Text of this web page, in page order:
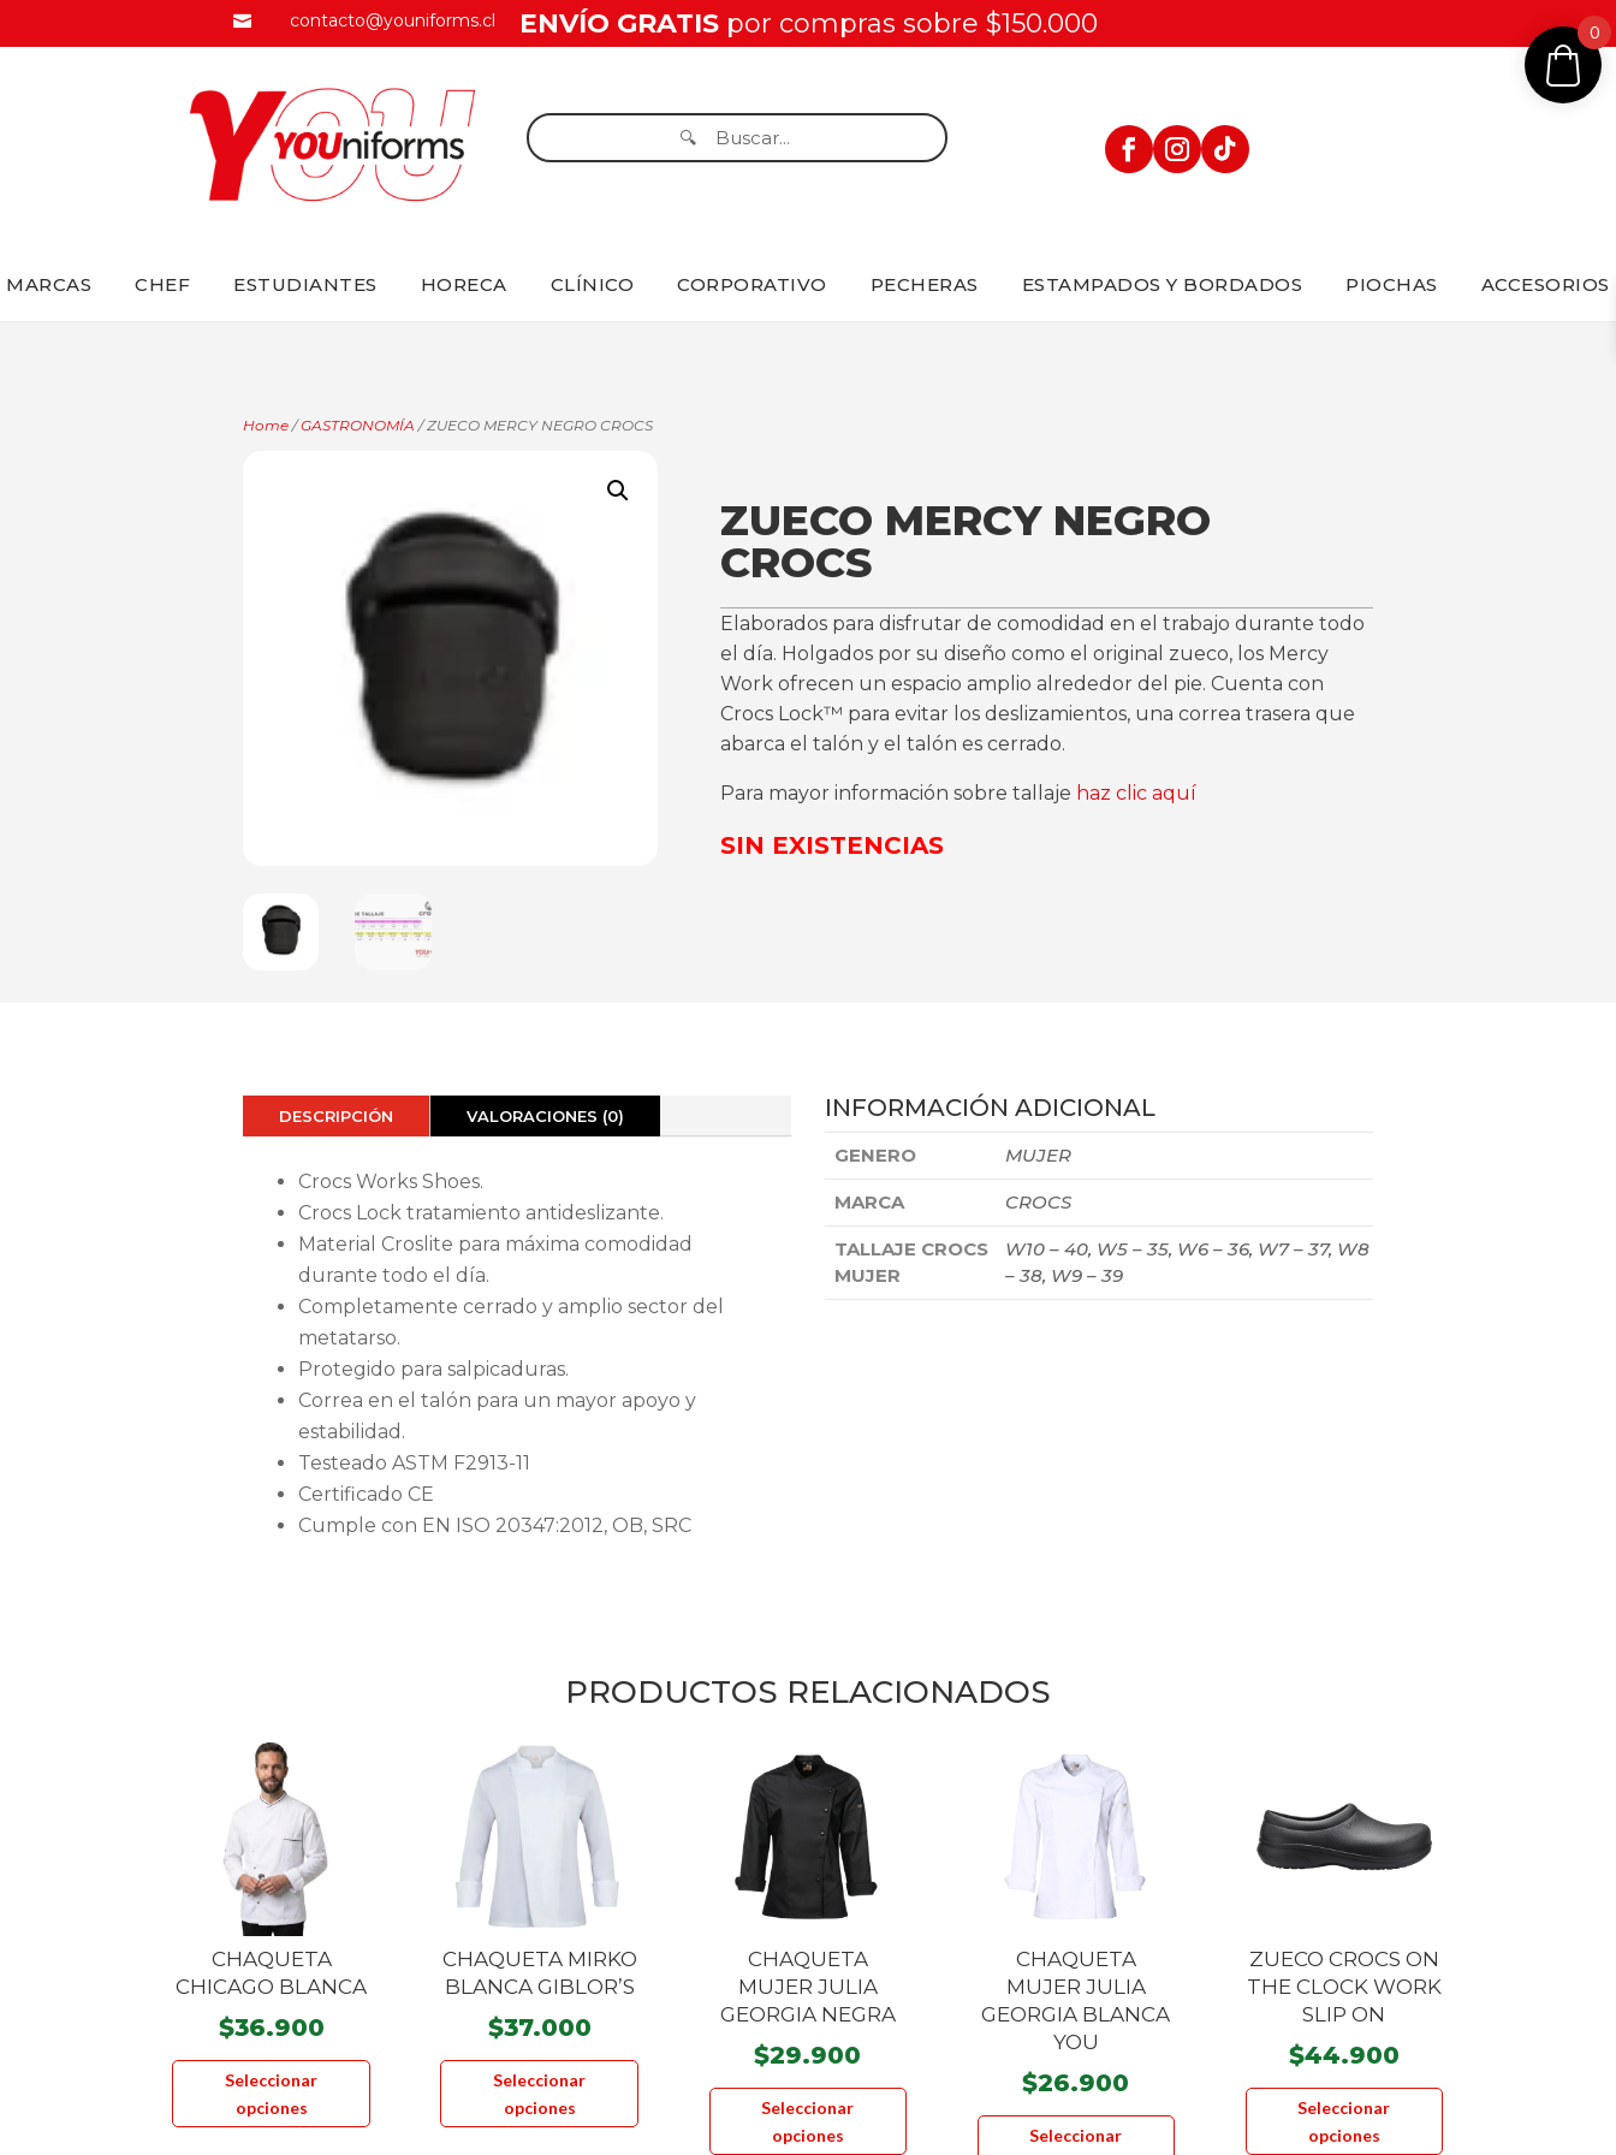
 contacto@youniforms.cl ENVÍO GRATISpor compras sobre $150.000
MARCAS CHEF ESTUDIANTES HORECA CLÍNICO CORPORATIVO PECHERAS ESTAMPADOS Y BORDADOS PIOCHAS ACCESORIOS
Home/GASTRONOMÍA / ZUECO MERCY NEGRO CROCS
ZUECO MERCY NEGRO
CROCS
Elaborados para disfrutar de comodidad en el trabajo durante todo
el día. Holgados por su diseño como el original zueco, los Mercy
Work ofrecen un espacio amplio alrededor del pie. Cuenta con
Crocs Lock™ para evitar los deslizamientos, una correa trasera que
abarca el talón y el talón es cerrado.
Para mayor información sobre tallaje haz clic aquí
SIN EXISTENCIAS
DESCRIPCIÓN VALORACIONES (0)
Crocs Works Shoes.
Crocs Lock tratamiento antideslizante.
Material Croslite para máxima comodidad
durante todo el día.
Completamente cerrado y amplio sector del
metatarso.
Protegido para salpicaduras.
Correa en el talón para un mayor apoyo y
estabilidad.
Testeado ASTM F2913-11
Certificado CE
Cumple con EN ISO 20347:2012, OB, SRC
INFORMACIÓN ADICIONAL
GENERO MUJER
MARCA CROCS
TALLAJE CROCS
MUJER
W10 – 40, W5 – 35, W6 – 36, W7 – 37, W8
– 38, W9 – 39
PRODUCTOS RELACIONADOS
CHAQUETA
CHICAGO BLANCA
$36.900
Seleccionar
opciones
Este
tiene
CHAQUETA MIRKO
BLANCA GIBLOR’S
$37.000
Seleccionar
opciones
Este
producto
tiene
CHAQUETA
MUJER JULIA
GEORGIA NEGRA
$29.900
Seleccionar
opciones
Este
producto
tiene
CHAQUETA
MUJER JULIA
GEORGIA BLANCA
YOU
$26.900
Seleccionar
Este
ZUECO CROCS ON
THE CLOCK WORK
SLIP ON
$44.900
Seleccionar
opciones
Este
tiene
0